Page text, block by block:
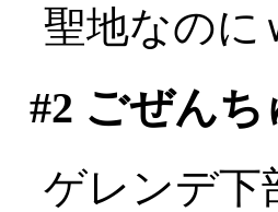
聖地なのに
#2 ごぜんち
ゲレンデ下